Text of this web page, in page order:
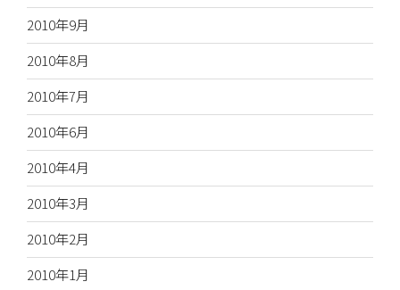
2010年9月
2010年8月
2010年7月
2010年6月
2010年4月
2010年3月
2010年2月
2010年1月